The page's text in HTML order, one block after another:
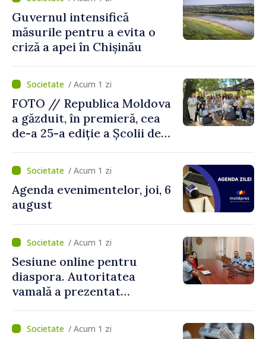
situații reale
Guvernul intensifică
măsurile pentru a evita o
criză a apei în Chișinău
/ Acum 1 zi
FOTO // Republica Moldova
a găzduit, în premieră, cea
de-a 25-a ediție a Școlii de
/ Acum 1 zi
Agenda evenimentelor, joi, 6
august
/ Acum 1 zi
Sesiune online pentru
diaspora. Autoritatea
vamală a prezentat
revenirea în țară
/ Acum 1 zi